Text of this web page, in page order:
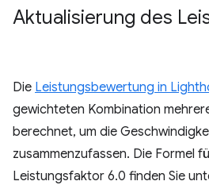
Aktualisierung des
Die Leistungsbewertung in
gewichteten Kombination
berechnet, um die
zusammenzufassen. Die Formel
Leistungsfaktor 6.0 finden Sie